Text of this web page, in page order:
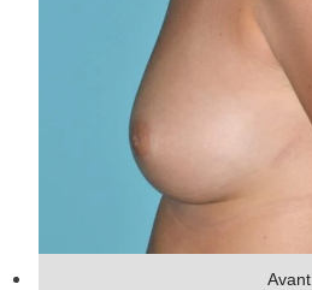
Avant